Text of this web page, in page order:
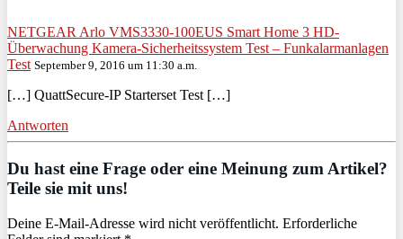
NETGEAR Arlo VMS3330-100EUS Smart Home 3 HD-
Überwachung Kamera-Sicherheitssystem Test – Funkalarmanlagen
Test September 9, 2016 um 11:30 a.m.
[…] QuattSecure-IP Starterset Test […]
Antworten
Du hast eine Frage oder eine Meinung zum Artikel?
Teile sie mit uns!
Deine E-Mail-Adresse wird nicht veröffentlicht. Erforderliche